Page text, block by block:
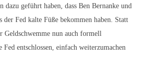
dazu geführt haben, dass Ben Bernanke und
der Fed kalte Füße bekommen haben. Statt
Geldschwemme nun auch formell
Fed entschlossen, einfach weiterzumachen